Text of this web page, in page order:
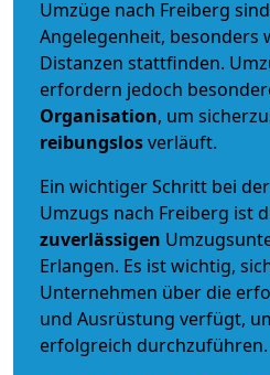
Umzüge nach Freiberg
Angelegenheit, besonders
Distanzen stattfinden.
erfordern jedoch
Organisation, um
reibungslosverläuft.
Ein wichtiger Schritt bei
Umzugs nach Freiberg ist
zuverlässigen
Erlangen. Es ist wichtig,
Unternehmen über die
und Ausrüstung verfügt,
erfolgreich durchzuführen.